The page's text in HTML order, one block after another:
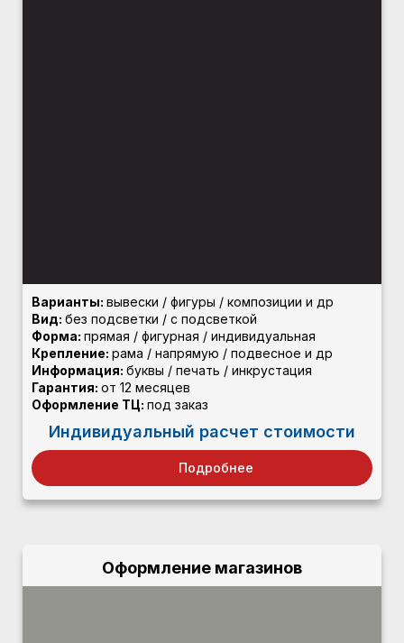
Варианты: вывески / фигуры / композиции и др
Вид: без подсветки / с подсветкой
Форма: прямая / фигурная / индивидуальная
Крепление: рама / напрямую / подвесное и др
Информация: буквы / печать / инкрустация
Гарантия: от 12 месяцев
Оформление ТЦ: под заказ
Индивидуальный расчет стоимости
Подробнее
Оформление магазинов